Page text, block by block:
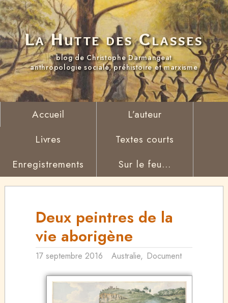
La Hutte des Classes
blog de Christophe Darmangeat
anthropologie sociale, préhistoire et marxisme
Accueil
L’auteur
Livres
Textes courts
Enregistrements
Sur le feu...
Deux peintres de la
vie aborigène
17 septembre 2016 Australie, Document